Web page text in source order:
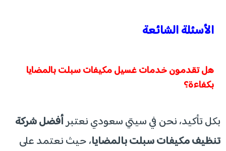
​الأسئلة الشائعة
​هل تقدمون خدمات غسيل مكيفات سبلت بالمضايا
بكفاءة؟
​بكل تأكيد، نحن في سيتي سعودي نعتبرأفضل شركة
تنظيف مكيفات سبلت بالمضايا، حيث نعتمد على